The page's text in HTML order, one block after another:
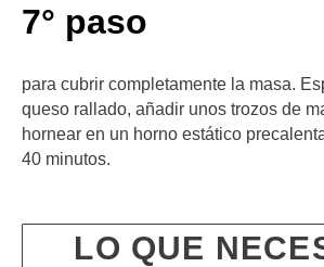
7° paso
para cubrir completamente la masa.
queso rallado, añadir unos trozos de
hornear en un horno estático
40 minutos.
LO QUE